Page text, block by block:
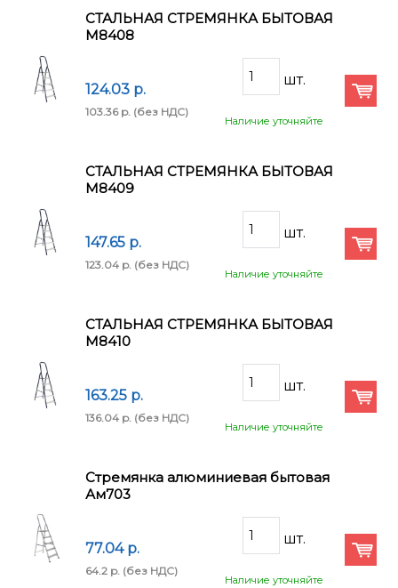
СТАЛЬНАЯ СТРЕМЯНКА БЫТОВАЯ
М8408
124.03 p.
103.36 p. (без НДС)
Наличие уточняйте
СТАЛЬНАЯ СТРЕМЯНКА БЫТОВАЯ
М8409
147.65 p.
123.04 p. (без НДС)
Наличие уточняйте
СТАЛЬНАЯ СТРЕМЯНКА БЫТОВАЯ
М8410
163.25 p.
136.04 p. (без НДС)
Наличие уточняйте
Стремянка алюминиевая бытовая
Ам703
77.04 p.
64.2 p. (без НДС)
Наличие уточняйте